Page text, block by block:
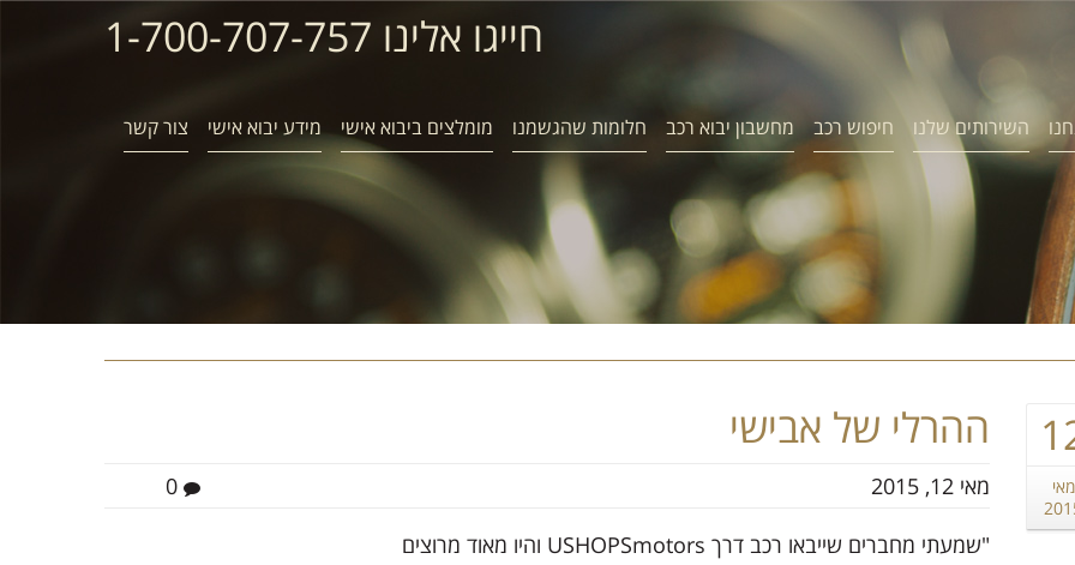
חייגו אלינו 1-700-707-757
השירותים שלנו חיפוש רכב מחשבון יבוא רכב חלומות שהגשמנו מומלצים ביבוא אישי מידע יבוא אישי צור קשר
מאי
ההרלי של אבישי
מאי 12, 2015
"שמעתי מחברים שייבאו רכב דרך USHOPSmotors והיו מאוד מרוצים